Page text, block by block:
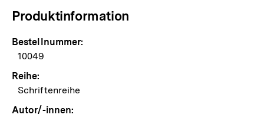
Produktinformation
Bestellnummer:
10049
Reihe:
Schriftenreihe
Autor/-innen: